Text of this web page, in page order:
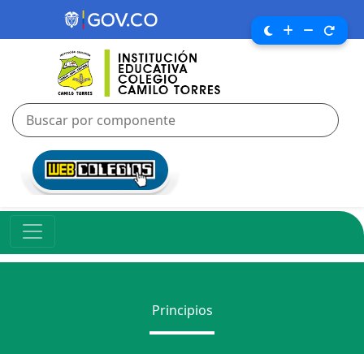
Principios